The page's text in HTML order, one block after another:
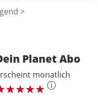
Planet Abo
monatlich
ⓘ